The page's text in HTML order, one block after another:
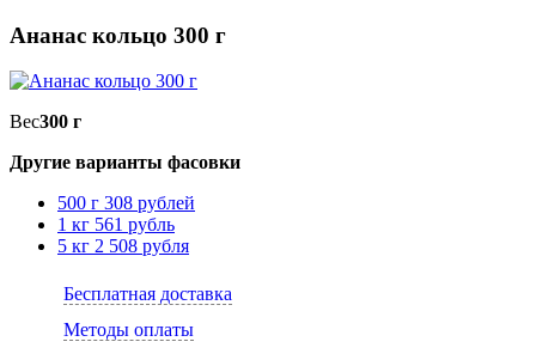
Ананас кольцо 300 г
Вес300 г
Другие варианты фасовки
500 г 308 рублей
1 кг 561 рубль
5 кг 2 508 рубля
Бесплатная доставка
Методы оплаты